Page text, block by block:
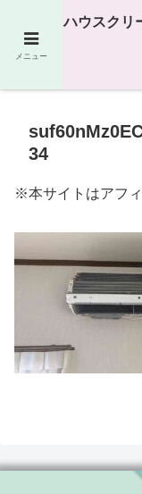
25年以上の現場経
34
※本サイトはアフ
メニュー
ハウスクリ